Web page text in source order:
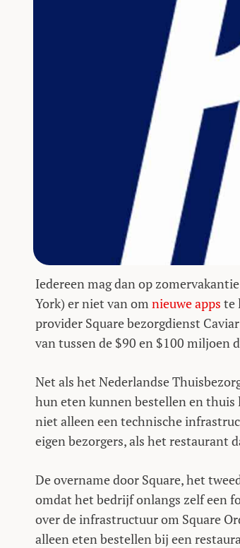
Iedereen mag dan op
York) er niet van om nieuwe apps te
provider Square bezorgdienst
van tussen de $90 en $100 miljoen
Net als het Nederlandse
hun eten kunnen bestellen en
niet alleen een technische
eigen bezorgers, als het restaurant
De overname door Square, het
omdat het bedrijf onlangs zelf een
over de infrastructuur om Square
alleen eten bestellen bij een